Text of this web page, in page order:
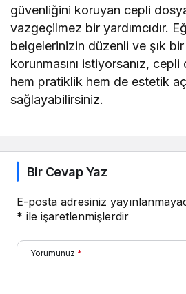
güvenliğini koruyan cepli
vazgeçilmez bir yardımcıdır.
belgelerinizin düzenli ve şık
korunmasını istiyorsanız,
hem pratiklik hem de estetik
sağlayabilirsiniz.
Bir Cevap Yaz
E-posta adresiniz
* ile işaretlenmişlerdir
Yorumunuz *